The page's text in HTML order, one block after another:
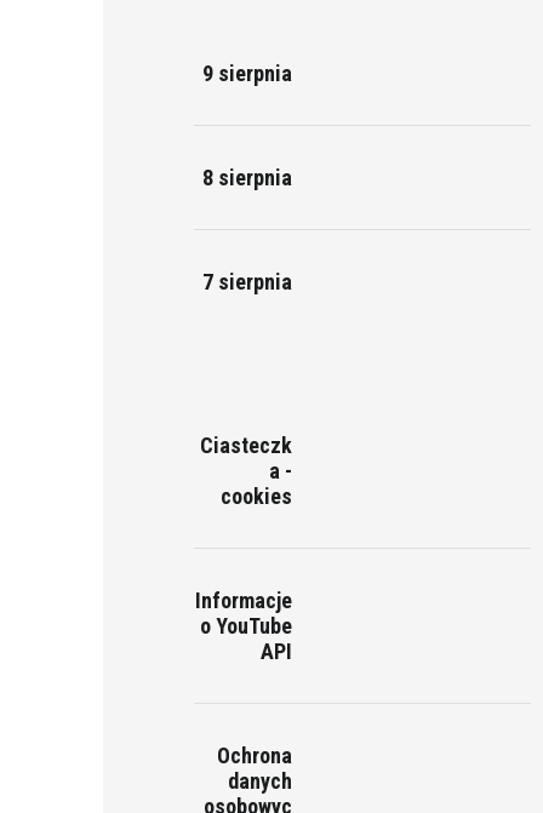
9 sierpnia
8 sierpnia
7 sierpnia
Ciasteczk
a -
cookies
Informacje
o YouTube
API
Ochrona
danych
osobowyc